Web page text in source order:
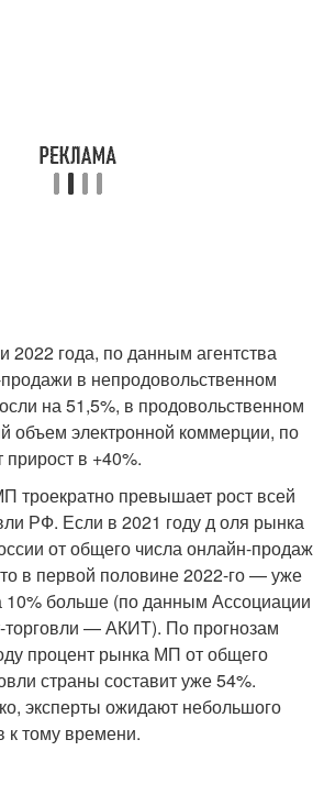
2022 года, по данным агентства
в непродовольственном
на 51,5%, в продовольственном
объем электронной коммерции, по
прирост в +40%.
троекратно превышает рост всей
РФ. Если в 2021 году д оля рынка
от общего числа онлайн-продаж
в первой половине 2022-го — уже
10% больше (по данным Ассоциации
торговли — АКИТ). По прогнозам
процент рынка МП от общего
страны составит уже 54%.
эксперты ожидают небольшого
к тому времени.